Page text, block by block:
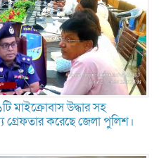
মাইক্রোবাস উদ্ধার সহ
গ্রেফতার করেছে জেলা পুলিশ।